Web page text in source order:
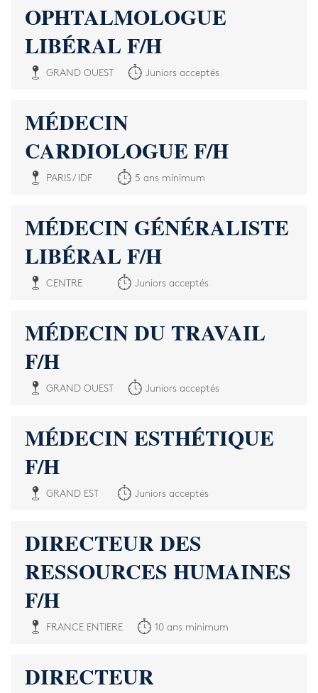
OPHTALMOLOGUE
LIBÉRAL F/H
GRAND OUEST Juniors acceptés
MÉDECIN
CARDIOLOGUE F/H
PARIS / IDF 5 ans minimum
MÉDECIN GÉNÉRALISTE
LIBÉRAL F/H
CENTRE Juniors acceptés
MÉDECIN DU TRAVAIL
F/H
GRAND OUEST Juniors acceptés
MÉDECIN ESTHÉTIQUE
F/H
GRAND EST Juniors acceptés
DIRECTEUR DES
RESSOURCES HUMAINES
F/H
FRANCE ENTIERE 10 ans minimum
DIRECTEUR